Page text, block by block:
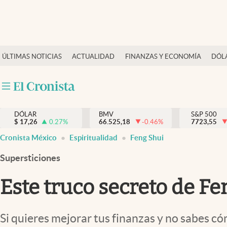
ÚLTIMAS NOTICIAS ACTUALIDAD FINANZAS Y ECONOMÍA
Actualidad
Internacionales
Opinión
Brand Strategy
Vida y estilo
Tv
DÓLAR
$ 17,26 0.27%
BMV
66.525,18
-0.46%
S&P 500
7723,55
Cronista México Espiritualidad Feng Shui
Supersticiones
Este truco secreto de
Si quieres mejorar tus finanzas y no sabes